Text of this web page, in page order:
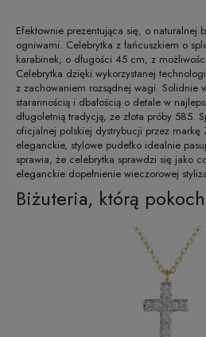
Efektownie prezentująca się, o naturalnej
ogniwami. Celebrytka z łańcuszkiem o
karabinek, o długości 45 cm, z
Celebrytka dzięki wykorzystanej
z zachowaniem rozsądnej wagi. Solidnie
starannością i dbałością o detale w
długoletnią tradycją, ze złota próby 585.
oficjalnej polskiej dystrybucji przez markę
eleganckie, stylowe pudełko idealnie
sprawia, że celebrytka sprawdzi się jako
eleganckie dopełnienie wieczorowej
Biżuteria, którą